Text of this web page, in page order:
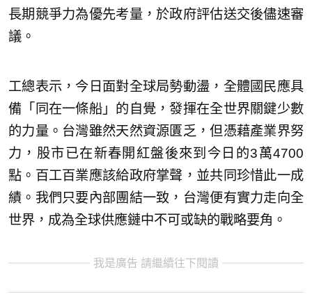
長期競爭力為優先考量，於政府評估送交後儘速審
議。
工總表示，今日面對全球局勢動盪，全體國民應具
備「同在一條船」的自覺，發揮在全世界關鍵少數
的力量。台灣雖然天然資源匱乏，但憑藉產業界努
力，股市已在新春開紅盤後來到今日的3萬4700
點。百工百業應該給政府掌聲，並共同珍惜此一成
績。我們只要內部團結一致，台灣便有實力走向全
世界，成為全球供應鏈中不可或缺的戰略要角。
我是廣告 請繼續往下閱讀